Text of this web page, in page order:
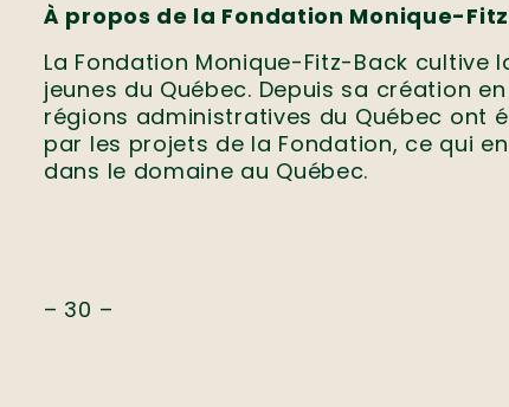
À propos de la Fondation Monique-
La Fondation Monique-Fitz-Back
jeunes du Québec. Depuis sa création
régions administratives du Québec ont
par les projets de la Fondation, ce qui
dans le domaine au Québec.
– 30 –